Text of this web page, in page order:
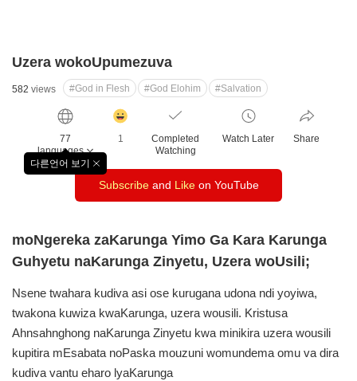
Uzera wokoUpumezuva
582 views #God in Flesh #God Elohim #Salvation
77
languages
다른언어 보기
창
닫
기
수
1
Completed
Watching
Watch Later Share
Subscribeand Likeon YouTube
moNgereka zaKarunga Yimo Ga Kara Karunga
Guhyetu naKarunga Zinyetu, Uzera woUsili;
Nsene twahara kudiva asi ose kurugana udona ndi yoyiwa,
twakona kuwiza kwaKarunga, uzera wousili. Kristusa
Ahnsahnghong naKarunga Zinyetu kwa minikira uzera wousili
kupitira mEsabata noPaska mouzuni womundema omu va dira
kudiva vantu eharo lyaKarunga